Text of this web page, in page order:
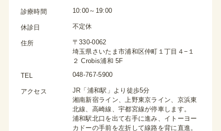
診療時間 10:00～19:00
休診日 不定休
住所
〒330-0062
埼玉県さいたま市浦和区仲町１丁目４−１
２ Crobis浦和 5F
TEL 048-767-5900
アクセス
JR「浦和駅」より徒歩5分
湘南新宿ライン、上野東京ライン、京浜東
北線、高崎線、宇都宮線が停車します。
浦和駅北口を出て右手に進み、イトーヨー
カドーの手前を左折して線路を背に直進。